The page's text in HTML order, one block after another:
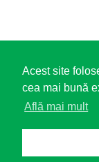
Acest site
cea mai bună
Află mai mult